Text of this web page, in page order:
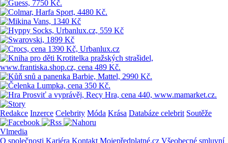
Redakce Inzerce Celebrity Móda Krása Databáze celebrit Soutěže
Vlmedia
O společnosti Kariéra Kontakt Mojepředplatné.cz Všeobecné smluvní